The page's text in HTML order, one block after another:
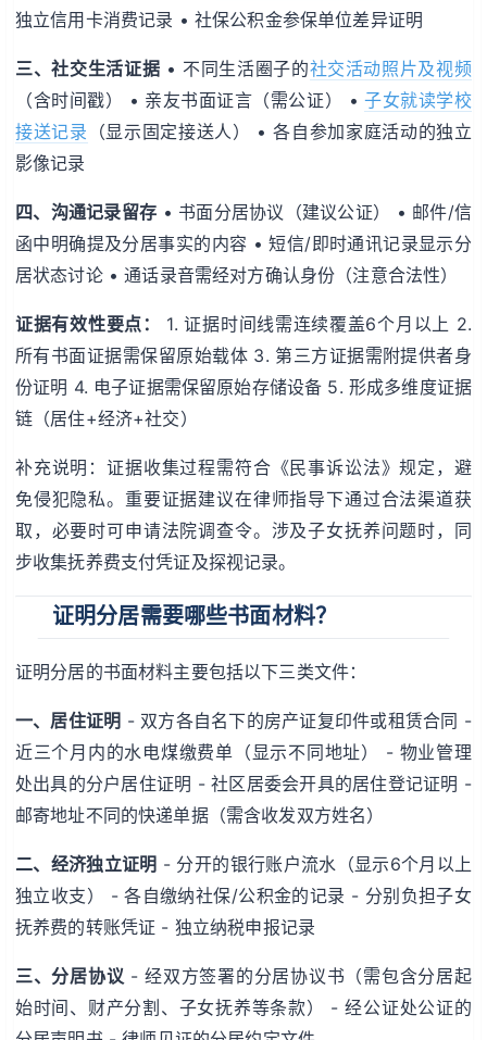
独立信用卡消费记录 • 社保公积金参保单位差异证明
三、社交生活证据 • 不同生活圈子的社交活动照片及视频
（含时间戳） • 亲友书面证言（需公证） •子女就读学校
接送记录 （显示固定接送人） • 各自参加家庭活动的独立
影像记录
四、沟通记录留存 • 书面分居协议（建议公证） • 邮件/信
函中明确提及分居事实的内容 • 短信/即时通讯记录显示分
居状态讨论 • 通话录音需经对方确认身份（注意合法性）
证据有效性要点：
1. 证据时间线需连续覆盖6个月以上 2.
所有书面证据需保留原始载体 3. 第三方证据需附提供者身
份证明 4. 电子证据需保留原始存储设备 5. 形成多维度证据
链（居住+经济+社交）
补充说明：证据收集过程需符合《民事诉讼法》规定，避
免侵犯隐私。重要证据建议在律师指导下通过合法渠道获
取，必要时可申请法院调查令。涉及子女抚养问题时，同
步收集抚养费支付凭证及探视记录。
证明分居需要哪些书面材料？
证明分居的书面材料主要包括以下三类文件：
一、居住证明 - 双方各自名下的房产证复印件或租赁合同 -
近三个月内的水电煤缴费单（显示不同地址） - 物业管理
处出具的分户居住证明 - 社区居委会开具的居住登记证明 -
邮寄地址不同的快递单据（需含收发双方姓名）
二、经济独立证明 - 分开的银行账户流水（显示6个月以上
独立收支） - 各自缴纳社保/公积金的记录 - 分别负担子女
抚养费的转账凭证 - 独立纳税申报记录
三、分居协议 - 经双方签署的分居协议书（需包含分居起
始时间、财产分割、子女抚养等条款） - 经公证处公证的